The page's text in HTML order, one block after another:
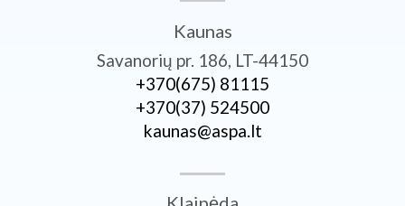
Kaunas
Savanorių pr. 186, LT-44150
+370­(675) 81115
+370­(37) 524500
kaunas@aspa.lt